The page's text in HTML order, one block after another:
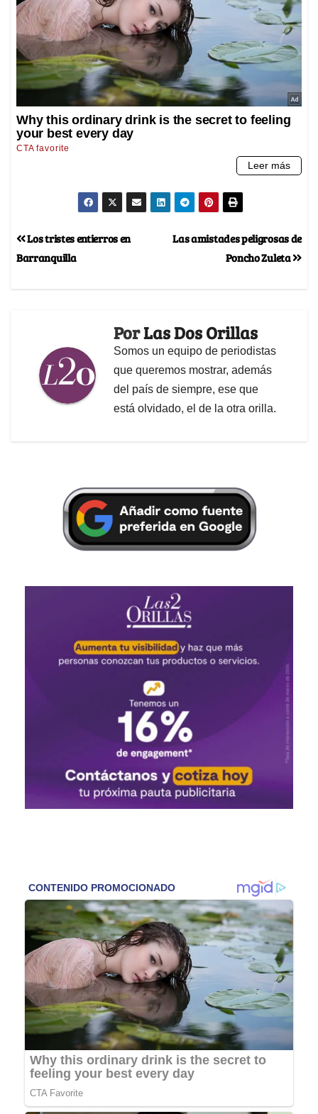
Las amistades peligrosas de
Poncho Zuleta
Los tristes entierros en
Barranquilla
PorLas Dos Orillas
Somos un equipo de periodistas
que queremos mostrar, además
del país de siempre, ese que
está olvidado, el de la otra orilla.